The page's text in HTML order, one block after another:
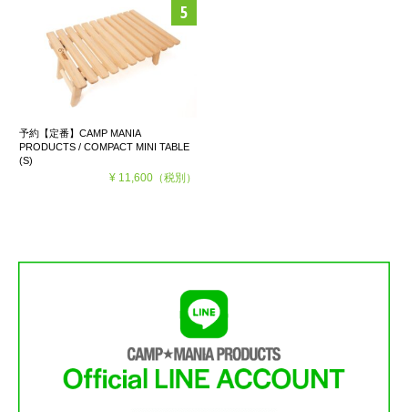
予約【定番】CAMP MANIA
PRODUCTS / COMPACT MINI TABLE
(S)
¥ 11,600（税別）